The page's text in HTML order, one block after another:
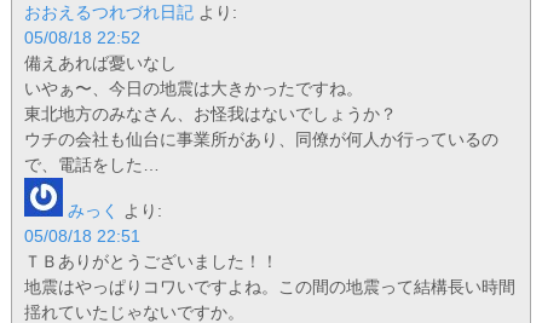
おおえるつれづれ日記 より:
05/08/18 22:52
備えあれば憂いなし
いやぁ〜、今日の地震は大きかったですね。
東北地方のみなさん、お怪我はないでしょうか？
ウチの会社も仙台に事業所があり、同僚が何人か行っているの
で、電話をした…
みっく
より:
05/08/18 22:51
ＴＢありがとうございました！！
地震はやっぱりコワいですよね。この間の地震って結構長い時間
揺れていたじゃないですか。